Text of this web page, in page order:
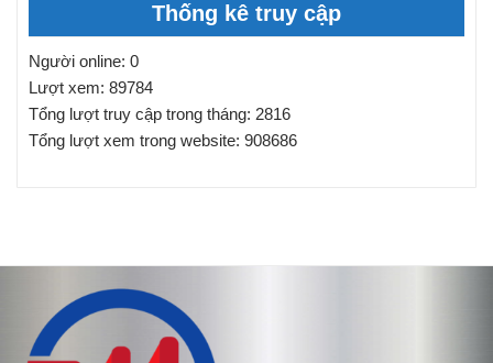
Thống kê truy cập
Người online: 0
Lượt xem: 89784
Tổng lượt truy cập trong tháng: 2816
Tổng lượt xem trong website: 908686